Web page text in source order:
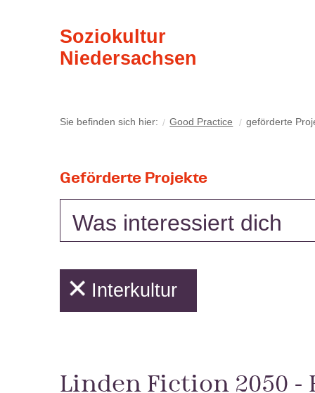
Soziokultur
Niedersachsen
Sie befinden sich hier: Good Practice geförderte
Geförderte Projekte
Was interessiert dich
Interkultur
Linden Fiction 2050 -